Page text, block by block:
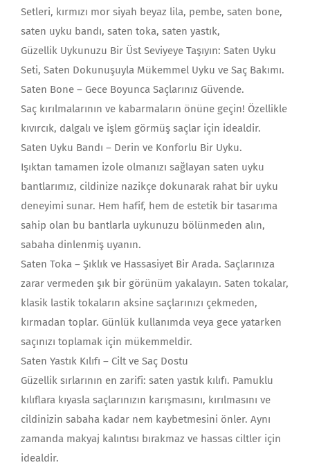
Setleri, kırmızı mor siyah beyaz lila, pembe, saten bone,
saten uyku bandı, saten toka, saten yastık,
Güzellik Uykunuzu Bir Üst Seviyeye Taşıyın: Saten Uyku
Seti, Saten Dokunuşuyla Mükemmel Uyku ve Saç Bakımı.
Saten Bone – Gece Boyunca Saçlarınız Güvende.
Saç kırılmalarının ve kabarmaların önüne geçin! Özellikle
kıvırcık, dalgalı ve işlem görmüş saçlar için idealdir.
Saten Uyku Bandı – Derin ve Konforlu Bir Uyku.
Işıktan tamamen izole olmanızı sağlayan saten uyku
bantlarımız, cildinize nazikçe dokunarak rahat bir uyku
deneyimi sunar. Hem hafif, hem de estetik bir tasarıma
sahip olan bu bantlarla uykunuzu bölünmeden alın,
sabaha dinlenmiş uyanın.
Saten Toka – Şıklık ve Hassasiyet Bir Arada. Saçlarınıza
zarar vermeden şık bir görünüm yakalayın. Saten tokalar,
klasik lastik tokaların aksine saçlarınızı çekmeden,
kırmadan toplar. Günlük kullanımda veya gece yatarken
saçınızı toplamak için mükemmeldir.
Saten Yastık Kılıfı – Cilt ve Saç Dostu
Güzellik sırlarının en zarifi: saten yastık kılıfı. Pamuklu
kılıflara kıyasla saçlarınızın karışmasını, kırılmasını ve
cildinizin sabaha kadar nem kaybetmesini önler. Aynı
zamanda makyaj kalıntısı bırakmaz ve hassas ciltler için
idealdir.